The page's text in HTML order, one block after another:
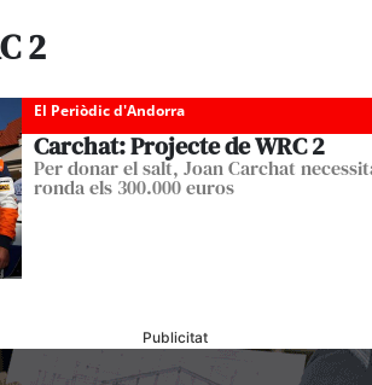
2
El Periòdic d'Andorra
Carchat: Projecte de WRC 2
Per donar el salt, Joan Carchat
ronda els 300.000 euros
Publicitat